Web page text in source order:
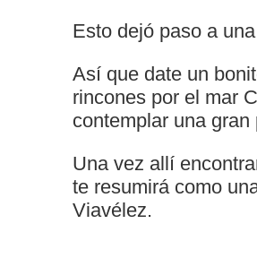
Esto dejó paso a
Así que date un
rincones por el mar
contemplar una gran
Una vez allí
te resumirá como
Viavélez.